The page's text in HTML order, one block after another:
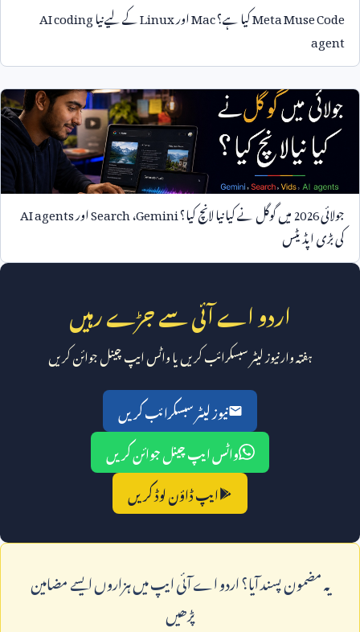
Meta Muse Codeکیا ہے؟MacاورLinuxکے لیے نیاAI coding
agent
جولائی2026میں گوگل نے کیا نیا لانچ کیا؟Gemini،SearchاورAI agents
کی بڑی اپڈیٹس
اردو اے آئی سے جڑے رہیں
ہفتہ وار نیوز لیٹر سبسکرائب کریں یا واٹس ایپ چینل جوائن کریں
نیوز لیٹر سبسکرائب کریں
واٹس ایپ چینل جوائن کریں
ایپ ڈاؤن لوڈ کریں
يہ مضمون پسند آيا؟ اردو اے آئی ايپ ميں ہزاروں ايسے مضامين
پڑھيں